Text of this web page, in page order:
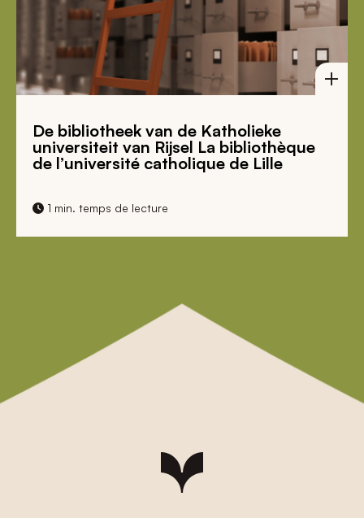
De bibliotheek van de Katholieke
universiteit van Rijsel La bibliothèque
de l’université catholique de Lille
1 min. temps de lecture